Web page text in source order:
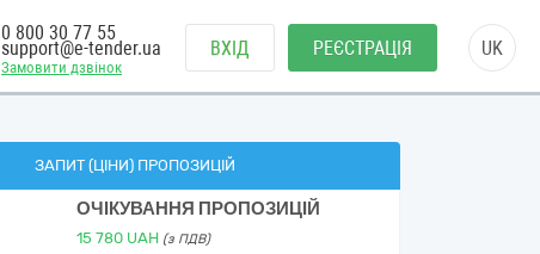
Замовити дзвінок
0 800 30 77 55
support@e-tender.ua ВХІД РЕЄСТРАЦІЯ UK
ЗАПИТ (ЦІНИ) ПРОПОЗИЦІЙ
ОЧІКУВАННЯ ПРОПОЗИЦІЙ
15 780 UAH (з ПДВ)